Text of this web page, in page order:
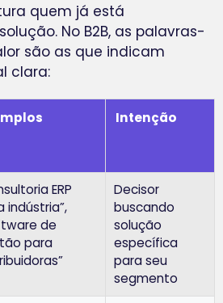
quem já está
No B2B, as palavras-
são as que indicam
clara:
Intenção
ERP
indústria”,
de
para
Decisor
buscando
solução
específica
para seu
segmento